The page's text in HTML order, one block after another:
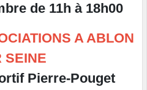
de 11h à 18h00
A ABLON
SEINE
Pierre-Pouget